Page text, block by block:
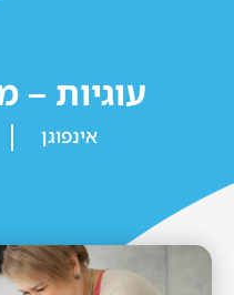
עוגיות –
אינפוגן